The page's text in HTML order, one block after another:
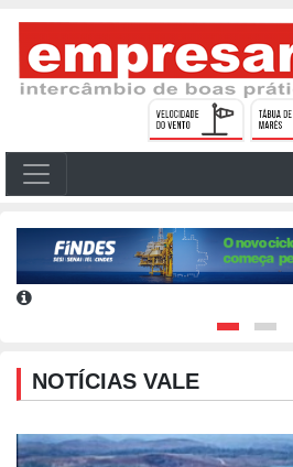
NOTÍCIAS VALE